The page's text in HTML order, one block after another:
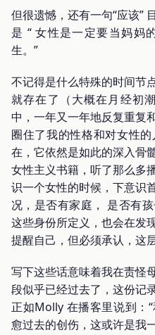
但很遗憾，还有一句“应该”
是 “ 女性是一定要当妈妈
生。”
不记得是什么特殊的时间节
就存在了（大概在月经初
中，一年又一年地反复重复
圈住了我的性格和对女性
在，它依然是如此的深入骨
女性主义书籍，听了那么多
识一个女性的时候，下意识
况，是否有家庭， 是否有
这些身份所定义，也会在发
提醒自己，但必须承认，这
写下这些话意味着我在责怪
段似乎已经过去了，这份记
正如Molly 在播客里说到：
愈过去的创伤，这或许是我